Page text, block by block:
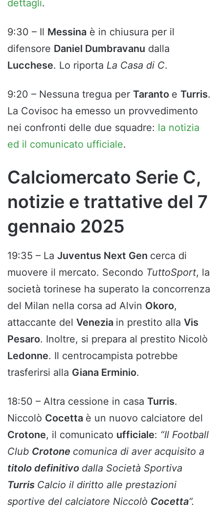
dettagli.
9:30 – Il Messina è in chiusura per il
difensore Daniel Dumbravanu dalla
Lucchese. Lo riporta La Casa di C.
9:20 – Nessuna tregua per Taranto e Turris.
La Covisoc ha emesso un provvedimento
nei confronti delle due squadre: la notizia
ed il comunicato ufficiale.
Calciomercato Serie C,
notizie e trattative del 7
gennaio 2025
19:35 – La Juventus Next Gen cerca di
muovere il mercato. Secondo TuttoSport, la
società torinese ha superato la concorrenza
del Milan nella corsa ad Alvin Okoro,
attaccante del Venezia in prestito alla Vis
Pesaro. Inoltre, si prepara al prestito Nicolò
Ledonne. Il centrocampista potrebbe
trasferirsi alla Giana Erminio.
18:50 – Altra cessione in casa Turris.
Niccolò Cocetta è un nuovo calciatore del
Crotone, il comunicato ufficiale: “Il Football
Club Crotone comunica di aver acquisito a
titolo definitivo dalla Società Sportiva
Turris Calcio il diritto alle prestazioni
sportive del calciatore Niccolò Cocetta“.